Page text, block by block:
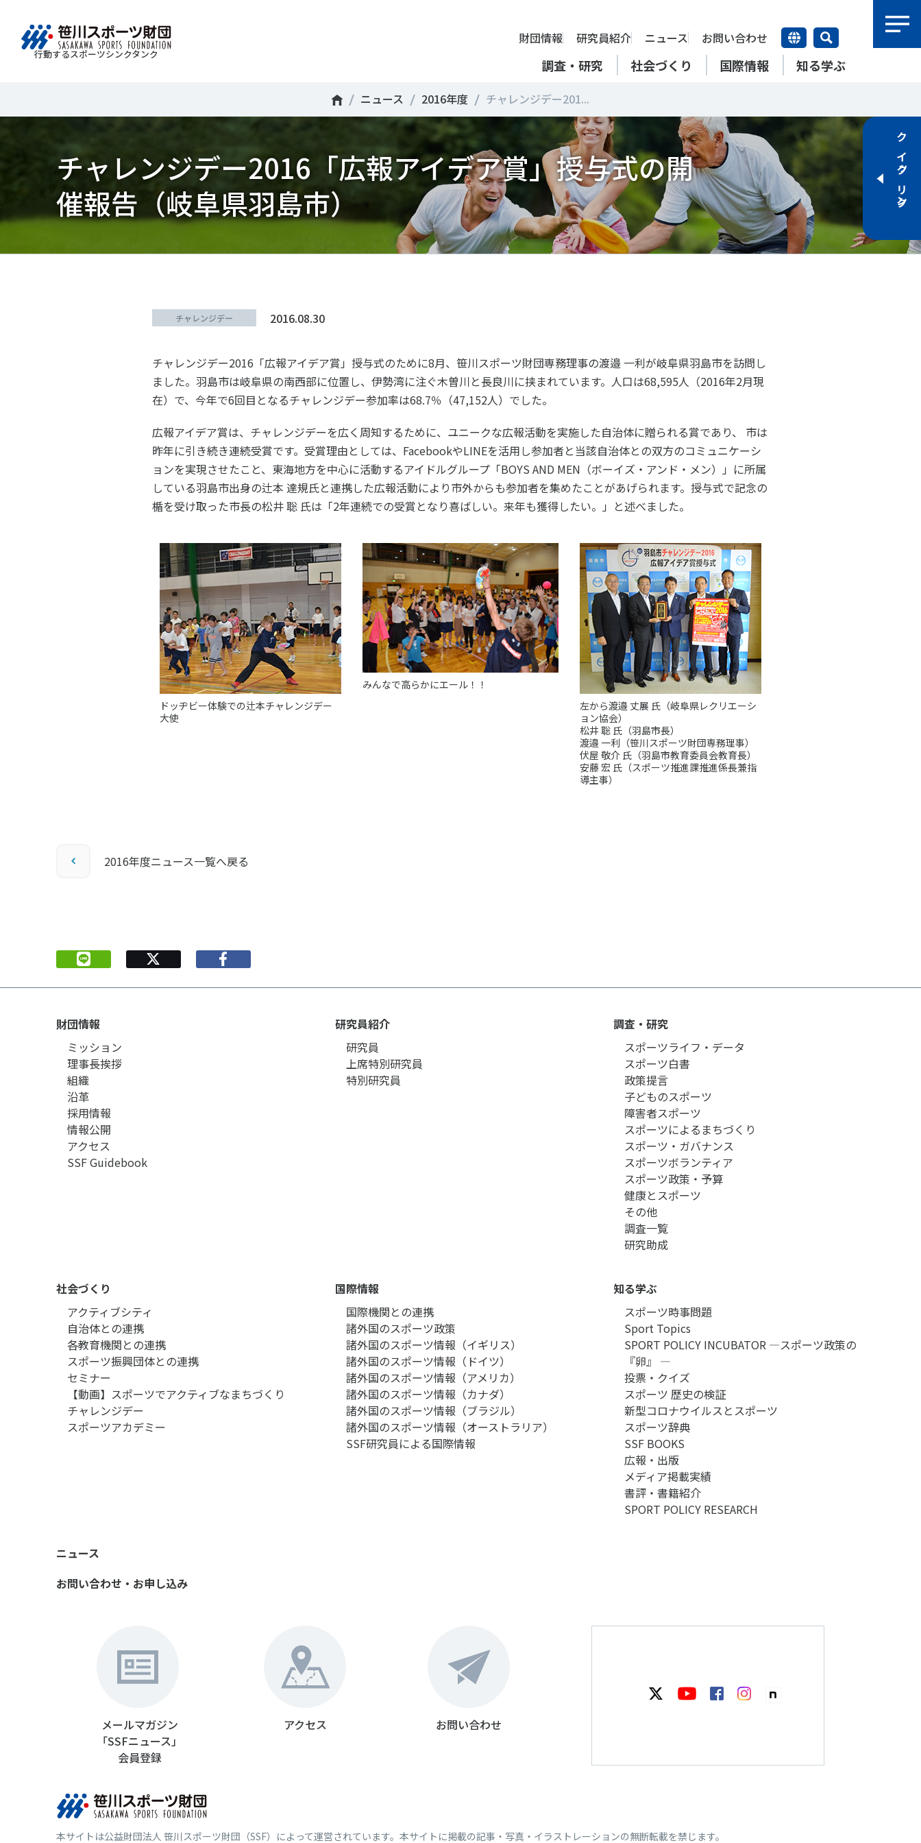
行動するスポーツシンクタンク
調査・研究 社会づくり 国際情報 知る学ぶ
財団情報 研究員紹介 ニュース お問い合わせ
財団情報
ミッション
理事長挨拶
組織
沿革
採用情報
情報公開
アクセス
SSF Guidebook
研究員紹介
研究員
上席特別研究員
特別研究員
社会づくり
アクティブシティ
自治体との連携
各教育機関との連携
スポーツ振興団体との連携
セミナー
【動画】スポーツでアクティブなまちづくり
チャレンジデー
国際情報
諸外国のスポーツ政策
諸外国のスポーツ情報（イギリス）
諸外国のスポーツ情報（ドイツ）
諸外国のスポーツ情報（アメリカ）
諸外国のスポーツ情報（カナダ）
ニュース
お問い合わせ・お申し込み
＃誰が子どものスポーツをささえるのか ＃部活動 ＃アクティブなまちづくり ＃日本人の身体活動と健康寿命 ＃障害者スポーツ ＃スポーツ基本計画
＃競技人口 ＃高齢者スポーツ ＃差別とダイバーシティ
スポーツライフ・データ
スポーツ政策・予算 健康とスポーツ
社会づくり
各教育機関との連携
スポーツ振興団体との連携
【動画】スポーツでアクティブ
知る学ぶ
SPORT POLICY INCUBATOR ―
スポーツ政策の『卵』 ―
Sport Topics
SSF BOOKS
Mission＆Visionの達成に向けさまざまな
研究調査活動を行います。客観的な分
析・研究に基づく実現性のある政策提言
につなげています。
スポーツライフ・データ
スポーツ白書
政策提言
子どものスポーツ
障害者スポーツ
スポーツによるまちづくり
スポーツ・ガバナンス
スポーツボランティア
スポーツ政策・予算
健康とスポーツ
その他
調査一覧
【動画】スポーツでアクティブ
なまちづくり
新たな地域スポーツプラットフォーム
RSMO 地域スポーツ運営組織
運動部活動の実態と地域展開・
地域移行
自治体・スポーツ組織・企業・教育機関等と連携し、スポー
ツ推進計画の策定やスポーツ振興、地域課題の解決につなが
る取り組みを共同で実践しています。
アクティブシティ
自治体との連携
各教育機関との連携
スポーツ振興団体との連携
セミナー
【動画】スポーツでアクティブなまちづくり
チャレンジデー30年の取り組み
アクティブチャレンジ
スポーツ・ライフデータ
運動部活動の実態と地域展開・
地域移行
「スポーツ・フォー・オール」の理念を共有する国際機関や
日本国外の組織との連携、国際会議での研究成果の発表など
を行います。また、諸外国のスポーツ政策の比較、研究、情
報収集に積極的に取り組んでいます。
国際機関との連携
諸外国のスポーツ政策
諸外国のスポーツ事情
SSF研究員による国際情報コラム
SSFの英語版WEBサイト
SSFとできること
自治体／行政機関の方へ
SSFとできること
研究機関／競技団体の方へ
日本のスポーツ政策についての論考、部
活動やこどもの運動実施率などのスポー
ツ界の諸問題に関するコラム、スポーツ
史に残る貴重な証言など、様々な読み物
コンテンツを作成し、スポーツの果たす
べき役割を考察しています。
運動部活動の実態と地域展開・地域
移行
スポーツ時事問題
SPORT TOPICS
障害者のスポーツの日常化
誰もがささえやすい子どものスポー
ツの環境づくり
スポーツ 歴史の検証
SPORT POLICY INCUBATOR―スポ
ーツ政策の『卵』―
SSF BOOKS
広報・出版
投票・クイズ
新型コロナウイルスとスポーツ
SSFとできること
自治体／行政機関の方へ
SSFとできること
研究機関／競技団体の方へ
SSFとできること
学生／大学生の方へ
クイックリンク
ニュース 2016年度 チャレンジデー201...
チャレンジデー2016「広報アイデア賞」授与式の開
催報告（岐阜県羽島市）
チャレンジデー 2016.08.30
チャレンジデー2016「広報アイデア賞」授与式のために8月、笹川スポーツ財団専務理事の渡邉 一利が岐阜県羽島市を訪問し
ました。羽島市は岐阜県の南西部に位置し、伊勢湾に注ぐ木曽川と長良川に挟まれています。人口は68,595人（2016年2月現
在）で、今年で6回目となるチャレンジデー参加率は68.7％（47,152人）でした。
広報アイデア賞は、チャレンジデーを広く周知するために、ユニークな広報活動を実施した自治体に贈られる賞であり、 市は
昨年に引き続き連続受賞です。受賞理由としては、FacebookやLINEを活用し参加者と当該自治体との双方のコミュニケーシ
ョンを実現させたこと、東海地方を中心に活動するアイドルグループ「BOYS AND MEN（ボーイズ・アンド・メン）」に所属
している羽島市出身の辻本 達規氏と連携した広報活動により市外からも参加者を集めたことがあげられます。授与式で記念の
楯を受け取った市長の松井 聡 氏は「2年連続での受賞となり喜ばしい。来年も獲得したい。」と述べました。
ドッヂビー体験での辻本チャレンジデー
大使
みんなで高らかにエール！！
左から渡邉 丈展 氏（岐阜県レクリエーシ
ョン協会）
松井 聡 氏（羽島市長）
渡邉 一利（笹川スポーツ財団専務理事）
伏屋 敬介 氏（羽島市教育委員会教育長）
安藤 宏 氏（スポーツ推進課推進係長兼指
導主事）
2016年度ニュース一覧へ戻る
財団情報
ミッション
理事長挨拶
組織
沿革
採用情報
情報公開
アクセス
SSF Guidebook
研究員紹介
研究員
上席特別研究員
特別研究員
調査・研究
スポーツライフ・データ
スポーツ白書
政策提言
子どものスポーツ
障害者スポーツ
スポーツによるまちづくり
スポーツ・ガバナンス
スポーツボランティア
スポーツ政策・予算
健康とスポーツ
その他
調査一覧
研究助成
社会づくり
アクティブシティ
自治体との連携
各教育機関との連携
スポーツ振興団体との連携
セミナー
【動画】スポーツでアクティブなまちづくり
チャレンジデー
スポーツアカデミー
国際情報
国際機関との連携
諸外国のスポーツ政策
諸外国のスポーツ情報（イギリス）
諸外国のスポーツ情報（ドイツ）
諸外国のスポーツ情報（アメリカ）
諸外国のスポーツ情報（カナダ）
諸外国のスポーツ情報（ブラジル）
諸外国のスポーツ情報（オーストラリア）
SSF研究員による国際情報
知る学ぶ
スポーツ時事問題
Sport Topics
SPORT POLICY INCUBATOR ―スポーツ政策の
『卵』 ―
投票・クイズ
スポーツ 歴史の検証
新型コロナウイルスとスポーツ
スポーツ辞典
SSF BOOKS
広報・出版
メディア掲載実績
書評・書籍紹介
SPORT POLICY RESEARCH
ニュース
お問い合わせ・お申し込み
メールマガジン
「SSFニュース」
会員登録
アクセス お問い合わせ
本サイトは公益財団法人 笹川スポーツ財団（SSF）によって運営されています。本サイトに掲載の記事・写真・イラストレーションの無断転載を禁じます。